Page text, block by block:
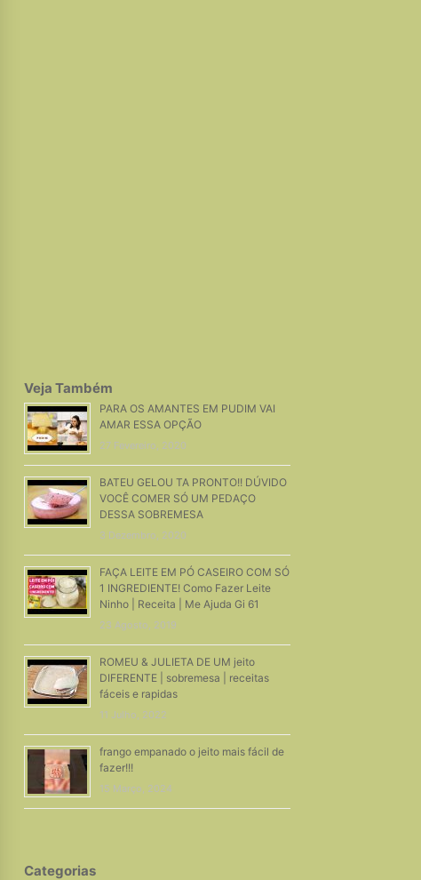
Veja Também
PARA OS AMANTES EM PUDIM VAI
AMAR ESSA OPÇÃO
27 Fevereiro, 2020
BATEU GELOU TA PRONTO!! DÚVIDO
VOCÊ COMER SÓ UM PEDAÇO
DESSA SOBREMESA
3 Dezembro, 2020
FAÇA LEITE EM PÓ CASEIRO COM SÓ
1 INGREDIENTE! Como Fazer Leite
Ninho | Receita | Me Ajuda Gi 61
23 Agosto, 2019
ROMEU & JULIETA DE UM jeito
DIFERENTE | sobremesa | receitas
fáceis e rapidas
11 Julho, 2022
frango empanado o jeito mais fácil de
fazer!!!
15 Março, 2024
Categorias